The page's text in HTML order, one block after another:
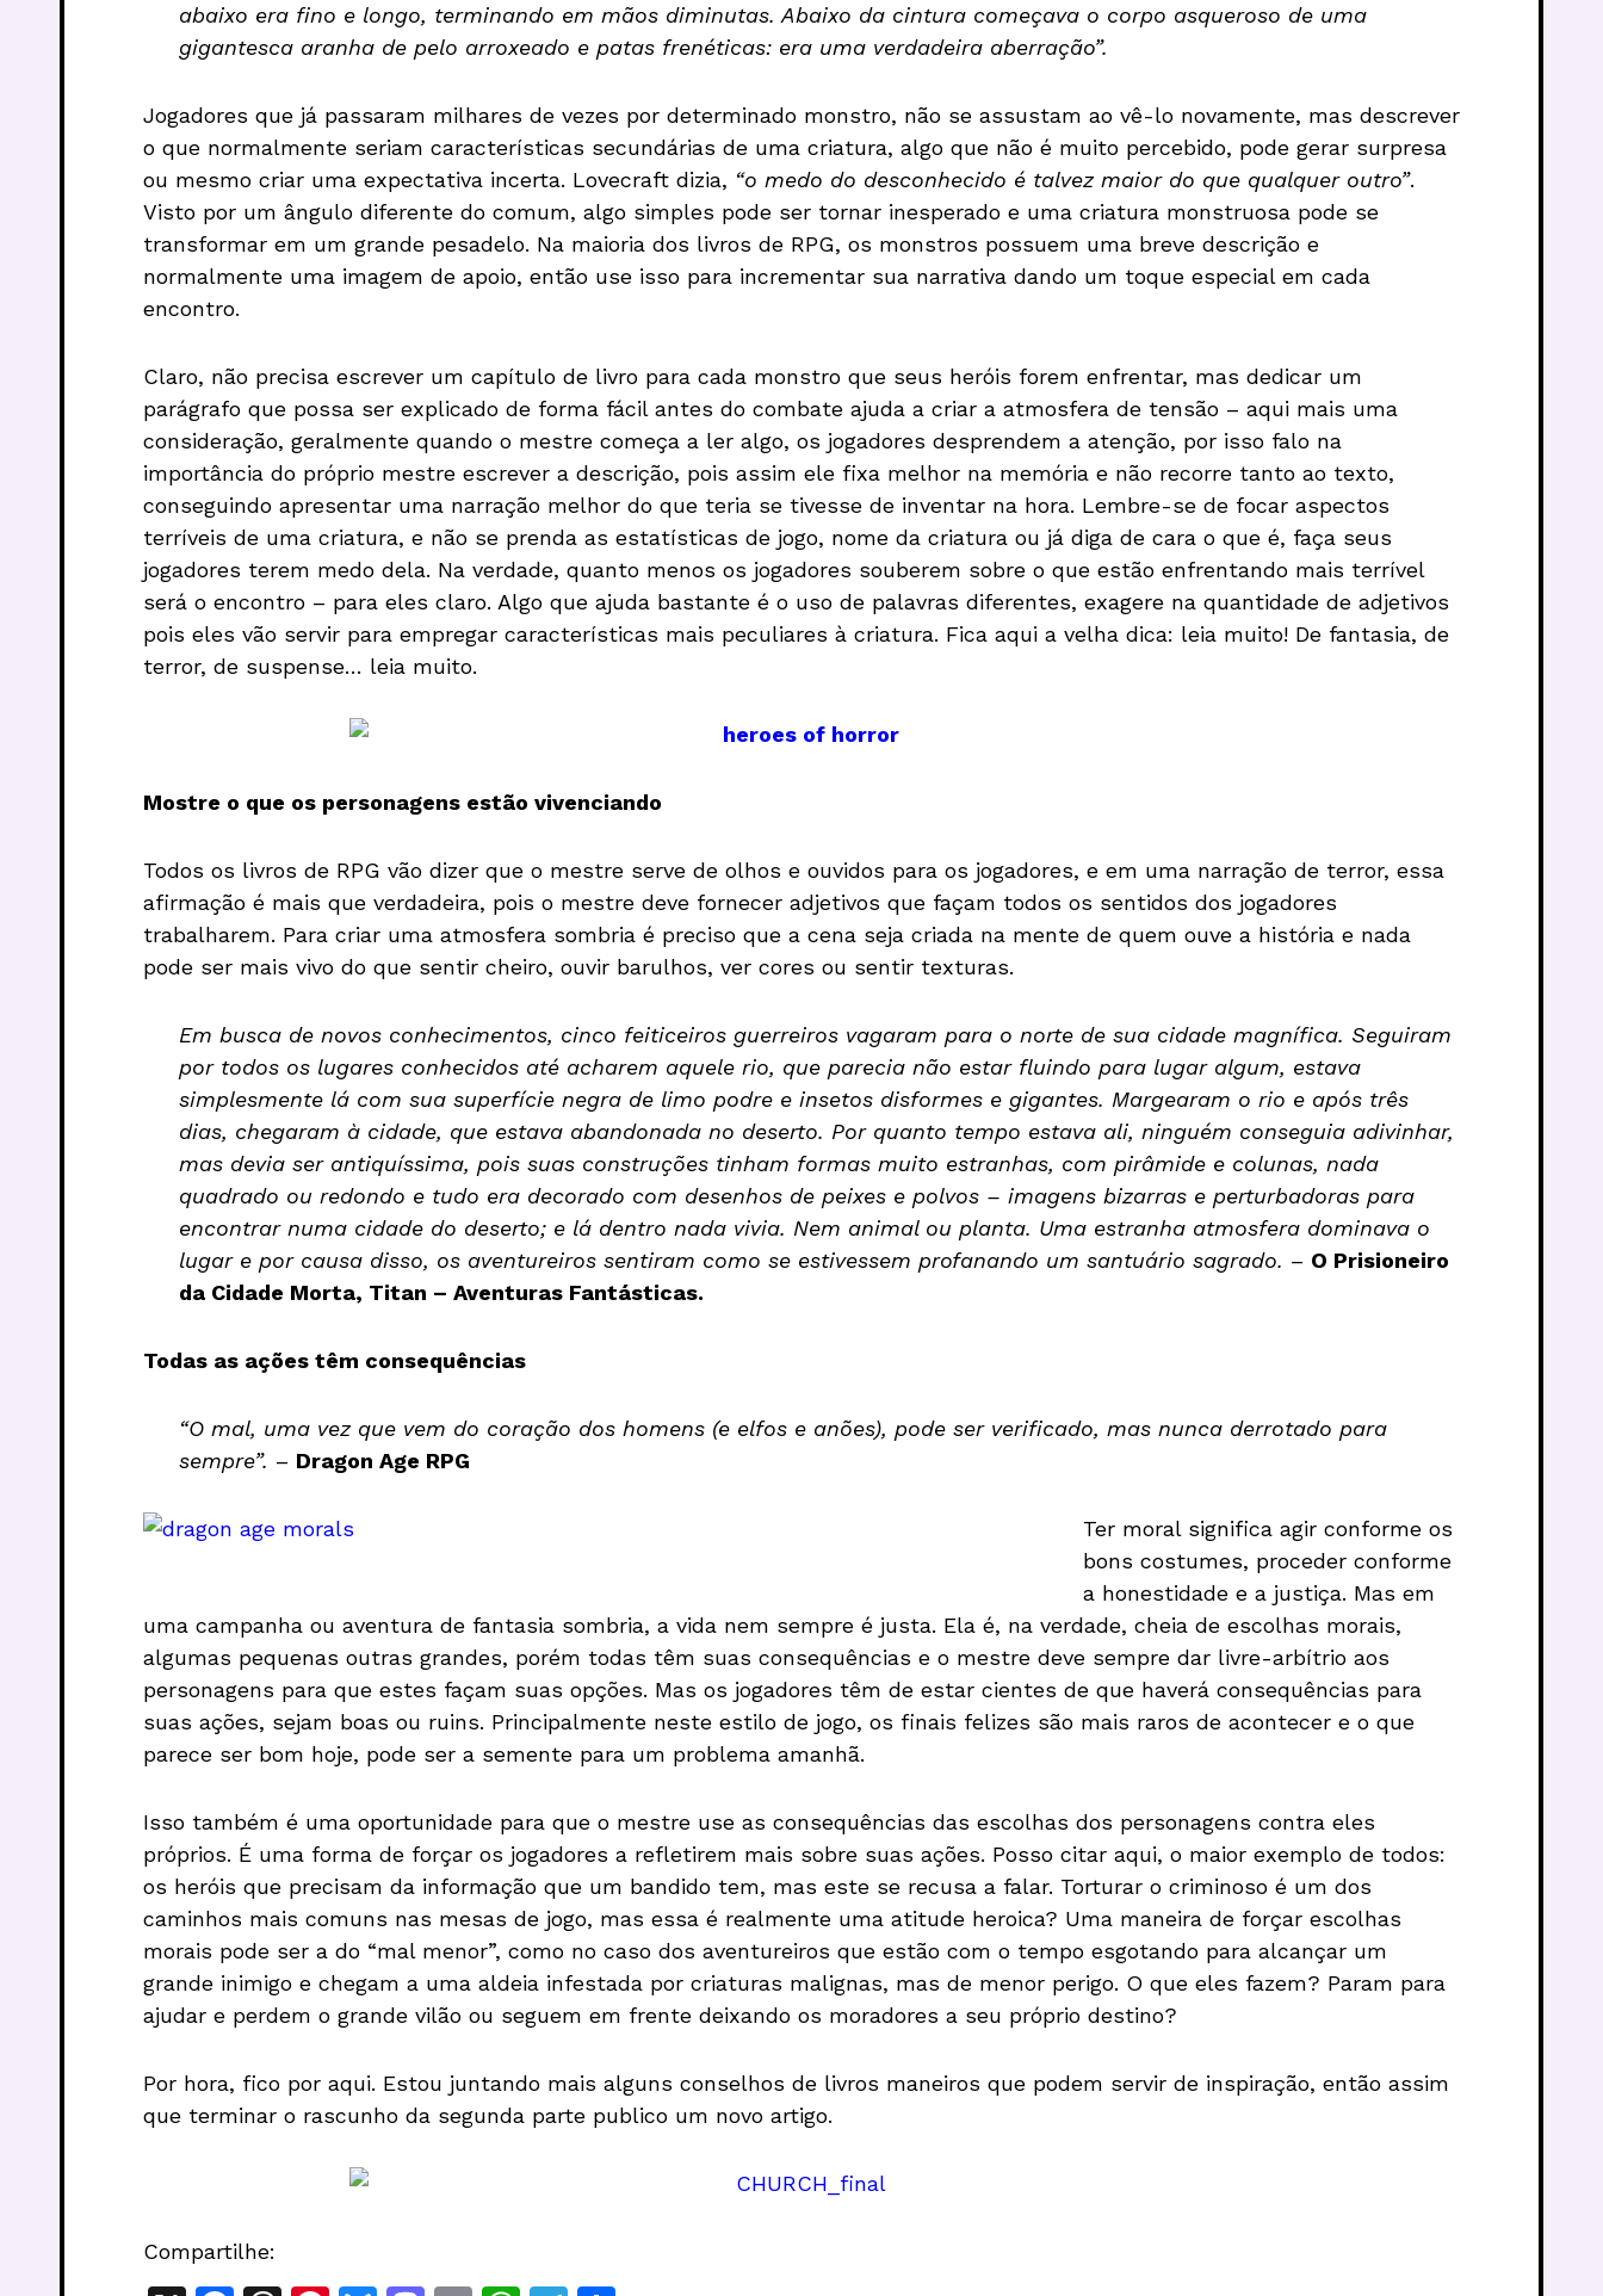
abaixo era fino e longo, terminando em mãos diminutas. Abaixo da cintura começava o corpo asqueroso de uma
gigantesca aranha de pelo arroxeado e patas frenéticas: era uma verdadeira aberração”.
Jogadores que já passaram milhares de vezes por determinado monstro, não se assustam ao vê-lo novamente, mas descrever
o que normalmente seriam características secundárias de uma criatura, algo que não é muito percebido, pode gerar surpresa
ou mesmo criar uma expectativa incerta. Lovecraft dizia, “o medo do desconhecido é talvez maior do que qualquer outro”.
Visto por um ângulo diferente do comum, algo simples pode ser tornar inesperado e uma criatura monstruosa pode se
transformar em um grande pesadelo. Na maioria dos livros de RPG, os monstros possuem uma breve descrição e
normalmente uma imagem de apoio, então use isso para incrementar sua narrativa dando um toque especial em cada
encontro.
Claro, não precisa escrever um capítulo de livro para cada monstro que seus heróis forem enfrentar, mas dedicar um
parágrafo que possa ser explicado de forma fácil antes do combate ajuda a criar a atmosfera de tensão – aqui mais uma
consideração, geralmente quando o mestre começa a ler algo, os jogadores desprendem a atenção, por isso falo na
importância do próprio mestre escrever a descrição, pois assim ele fixa melhor na memória e não recorre tanto ao texto,
conseguindo apresentar uma narração melhor do que teria se tivesse de inventar na hora. Lembre-se de focar aspectos
terríveis de uma criatura, e não se prenda as estatísticas de jogo, nome da criatura ou já diga de cara o que é, faça seus
jogadores terem medo dela. Na verdade, quanto menos os jogadores souberem sobre o que estão enfrentando mais terrível
será o encontro – para eles claro. Algo que ajuda bastante é o uso de palavras diferentes, exagere na quantidade de adjetivos
pois eles vão servir para empregar características mais peculiares à criatura. Fica aqui a velha dica: leia muito! De fantasia, de
terror, de suspense… leia muito.
Mostre o que os personagens estão vivenciando
Todos os livros de RPG vão dizer que o mestre serve de olhos e ouvidos para os jogadores, e em uma narração de terror, essa
afirmação é mais que verdadeira, pois o mestre deve fornecer adjetivos que façam todos os sentidos dos jogadores
trabalharem. Para criar uma atmosfera sombria é preciso que a cena seja criada na mente de quem ouve a história e nada
pode ser mais vivo do que sentir cheiro, ouvir barulhos, ver cores ou sentir texturas.
Em busca de novos conhecimentos, cinco feiticeiros guerreiros vagaram para o norte de sua cidade magnífica. Seguiram
por todos os lugares conhecidos até acharem aquele rio, que parecia não estar fluindo para lugar algum, estava
simplesmente lá com sua superfície negra de limo podre e insetos disformes e gigantes. Margearam o rio e após três
dias, chegaram à cidade, que estava abandonada no deserto. Por quanto tempo estava ali, ninguém conseguia adivinhar,
mas devia ser antiquíssima, pois suas construções tinham formas muito estranhas, com pirâmide e colunas, nada
quadrado ou redondo e tudo era decorado com desenhos de peixes e polvos – imagens bizarras e perturbadoras para
encontrar numa cidade do deserto; e lá dentro nada vivia. Nem animal ou planta. Uma estranha atmosfera dominava o
lugar e por causa disso, os aventureiros sentiram como se estivessem profanando um santuário sagrado. – O Prisioneiro
da Cidade Morta, Titan – Aventuras Fantásticas.
Todas as ações têm consequências
“O mal, uma vez que vem do coração dos homens (e elfos e anões), pode ser verificado, mas nunca derrotado para
sempre”. – Dragon Age RPG
Ter moral significa agir conforme os
bons costumes, proceder conforme
a honestidade e a justiça. Mas em
uma campanha ou aventura de fantasia sombria, a vida nem sempre é justa. Ela é, na verdade, cheia de escolhas morais,
algumas pequenas outras grandes, porém todas têm suas consequências e o mestre deve sempre dar livre-arbítrio aos
personagens para que estes façam suas opções. Mas os jogadores têm de estar cientes de que haverá consequências para
suas ações, sejam boas ou ruins. Principalmente neste estilo de jogo, os finais felizes são mais raros de acontecer e o que
parece ser bom hoje, pode ser a semente para um problema amanhã.
Isso também é uma oportunidade para que o mestre use as consequências das escolhas dos personagens contra eles
próprios. É uma forma de forçar os jogadores a refletirem mais sobre suas ações. Posso citar aqui, o maior exemplo de todos:
os heróis que precisam da informação que um bandido tem, mas este se recusa a falar. Torturar o criminoso é um dos
caminhos mais comuns nas mesas de jogo, mas essa é realmente uma atitude heroica? Uma maneira de forçar escolhas
morais pode ser a do “mal menor”, como no caso dos aventureiros que estão com o tempo esgotando para alcançar um
grande inimigo e chegam a uma aldeia infestada por criaturas malignas, mas de menor perigo. O que eles fazem? Param para
ajudar e perdem o grande vilão ou seguem em frente deixando os moradores a seu próprio destino?
Por hora, fico por aqui. Estou juntando mais alguns conselhos de livros maneiros que podem servir de inspiração, então assim
que terminar o rascunho da segunda parte publico um novo artigo.
Compartilhe: